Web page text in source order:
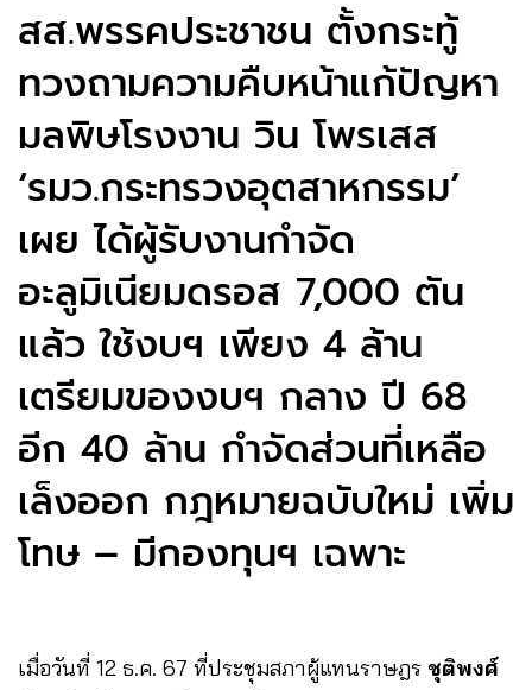
สส.พรรคประชาชน ตั้งกระทู้
ทวงถามความคืบหน้าแก้ปัญหา
มลพิษโรงงาน วิน โพรเสส
‘รมว.กระทรวงอุตสาหกรรม’
เผย ได้ผู้รับงานกำจัด
อะลูมิเนียมดรอส 7,000 ตัน
แล้ว ใช้งบฯ เพียง 4 ล้าน
เตรียมของงบฯ กลาง ปี 68
อีก 40 ล้าน กำจัดส่วนที่เหลือ
เล็งออก กฎหมายฉบับใหม่ เพิ่ม
โทษ – มีกองทุนฯ เฉพาะ
เมื่อวันที่ 12 ธ.ค. 67 ที่ประชุมสภาผู้แทนราษฎร ชุติพงศ์